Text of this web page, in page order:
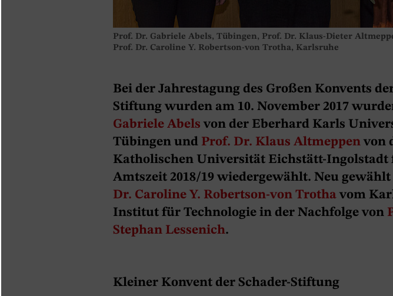
Prof. Dr. Gabriele Abels, Tübingen, Prof. Dr. Klaus-Dieter
Prof. Dr. Caroline Y. Robertson-von Trotha, Karlsruhe
Bei der Jahrestagung des Großen Konvents
Stiftung wurden am 10. November 2017
Gabriele Abels von der Eberhard Karls
Tübingen und Prof. Dr. Klaus Altmeppen von
Katholischen Universität Eichstätt-Ingolstadt
Amtszeit 2018/19 wiedergewählt. Neu
Dr. Caroline Y. Robertson-von Trotha vom
Institut für Technologie in der Nachfolge von
Stephan Lessenich.
Kleiner Konvent der Schader-Stiftung